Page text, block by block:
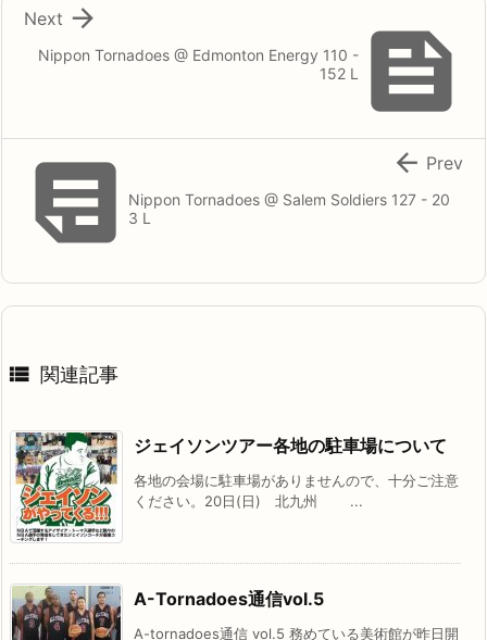

Nippon Tornadoes @ Edmonton Energy 110 -
152 L

Next
Nippon Tornadoes @ Salem Soldiers 127 - 20
3 L
 Prev
 関連記事
ジェイソンツアー各地の駐車場について
各地の会場に駐車場がありませんので、十分ご注意
ください。20日(日) 北九州 ...
A-Tornadoes通信vol.5
A-tornadoes通信 vol.5 務めている美術館が昨日開